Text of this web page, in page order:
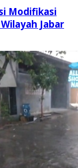
Modifikasi
Jabar